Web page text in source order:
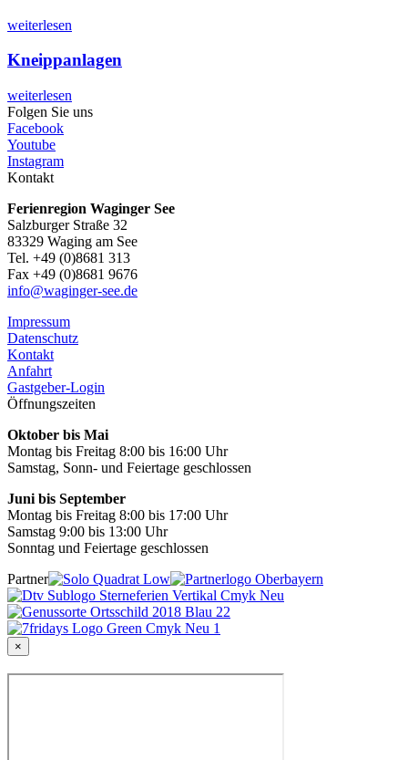
weiterlesen
Kneippanlagen
weiterlesen
Folgen Sie uns
Facebook
Youtube
Instagram
Kontakt
Ferienregion Waginger See
Salzburger Straße 32
83329 Waging am See
Tel. +49 (0)8681 313
Fax +49 (0)8681 9676
info@waginger-see.de
Impressum
Datenschutz
Kontakt
Anfahrt
Gastgeber-Login
Öffnungszeiten
Oktober bis Mai
Montag bis Freitag 8:00 bis 16:00 Uhr
Samstag, Sonn- und Feiertage geschlossen
Juni bis September
Montag bis Freitag 8:00 bis 17:00 Uhr
Samstag 9:00 bis 13:00 Uhr
Sonntag und Feiertage geschlossen
Partner
×